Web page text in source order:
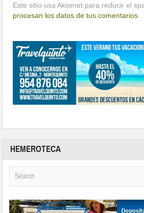
Este sitio usa Akismet para reducir el
procesan los datos de tus comentarios.
HEMEROTECA